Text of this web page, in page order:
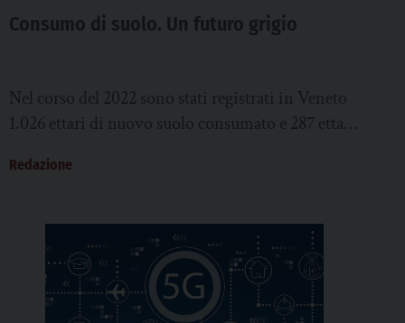
Consumo di suolo. Un futuro grigio
Nel corso del 2022 sono stati registrati in Veneto
1.026 ettari di nuovo suolo consumato e 287 ettari
Redazione